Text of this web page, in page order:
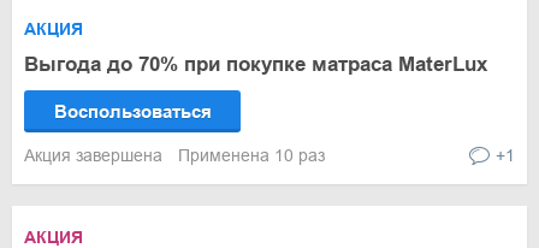
АКЦИЯ
Выгода до 70% при покупке матраса MaterLux
Воспользоваться
Акция завершена Применена 10 раз +1
АКЦИЯ